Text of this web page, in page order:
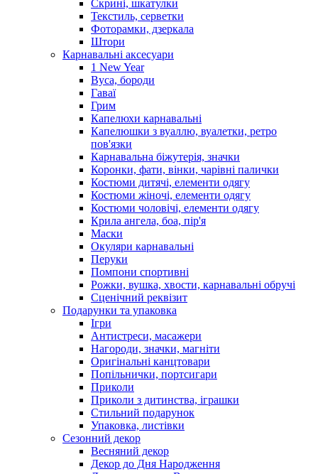
Скрині, шкатулки
Текстиль, серветки
Фоторамки, дзеркала
Штори
Карнавальні аксесуари
1 New Year
Вуса, бороди
Гаваї
Грим
Капелюхи карнавальні
Капелюшки з вуаллю, вуалетки, ретро
пов'язки
Карнавальна біжутерія, значки
Коронки, фати, вінки, чарівні палички
Костюми дитячі, елементи одягу
Костюми жіночі, елементи одягу
Костюми чоловічі, елементи одягу
Крила ангела, боа, пір'я
Маски
Окуляри карнавальні
Перуки
Помпони спортивні
Рожки, вушка, хвости, карнавальні обручі
Сценічний реквізит
Подарунки та упаковка
Ігри
Антистреси, масажери
Нагороди, значки, магніти
Оригінальні канцтовари
Попільнички, портсигари
Приколи
Приколи з дитинства, іграшки
Стильний подарунок
Упаковка, листівки
Сезонний декор
Весняний декор
Декор до Дня Народження